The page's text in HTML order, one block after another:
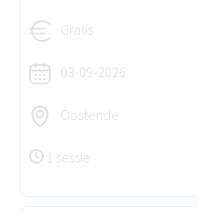
Gratis
03-09-2026
Oostende
1 sessie